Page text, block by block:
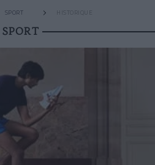
SPORT HISTORIQUE
SPORT